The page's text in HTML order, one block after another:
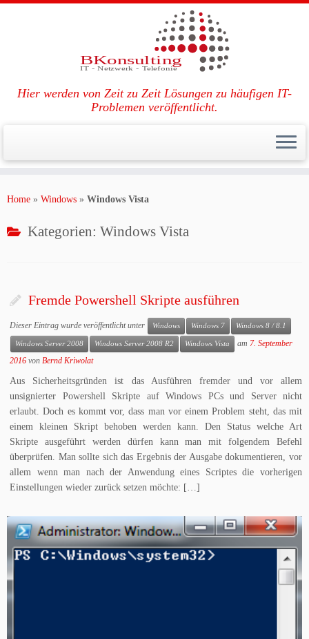
Inhalt
Hier werden von Zeit zu Zeit Lösungen zu häufigen IT-
Problemen veröffentlicht.
Home » Windows » Windows Vista
Kategorien: Windows Vista
Fremde Powershell Skripte ausführen
Dieser Eintrag wurde veröffentlicht unter Windows Windows 7 Windows 8 / 8.1
Windows Server 2008 Windows Server 2008 R2 Windows Vista am 7. September
2016 vonBernd Kriwolat
Aus Sicherheitsgründen ist das Ausführen fremder und vor allem
unsignierter Powershell Skripte auf Windows PCs und Server nicht
erlaubt. Doch es kommt vor, dass man vor einem Problem steht, das mit
einem kleinen Skript behoben werden kann. Den Status welche Art
Skripte ausgeführt werden dürfen kann man mit folgendem Befehl
überprüfen. Man sollte sich das Ergebnis der Ausgabe dokumentieren, vor
allem wenn man nach der Anwendung eines Scriptes die vorherigen
Einstellungen wieder zurück setzen möchte: […]